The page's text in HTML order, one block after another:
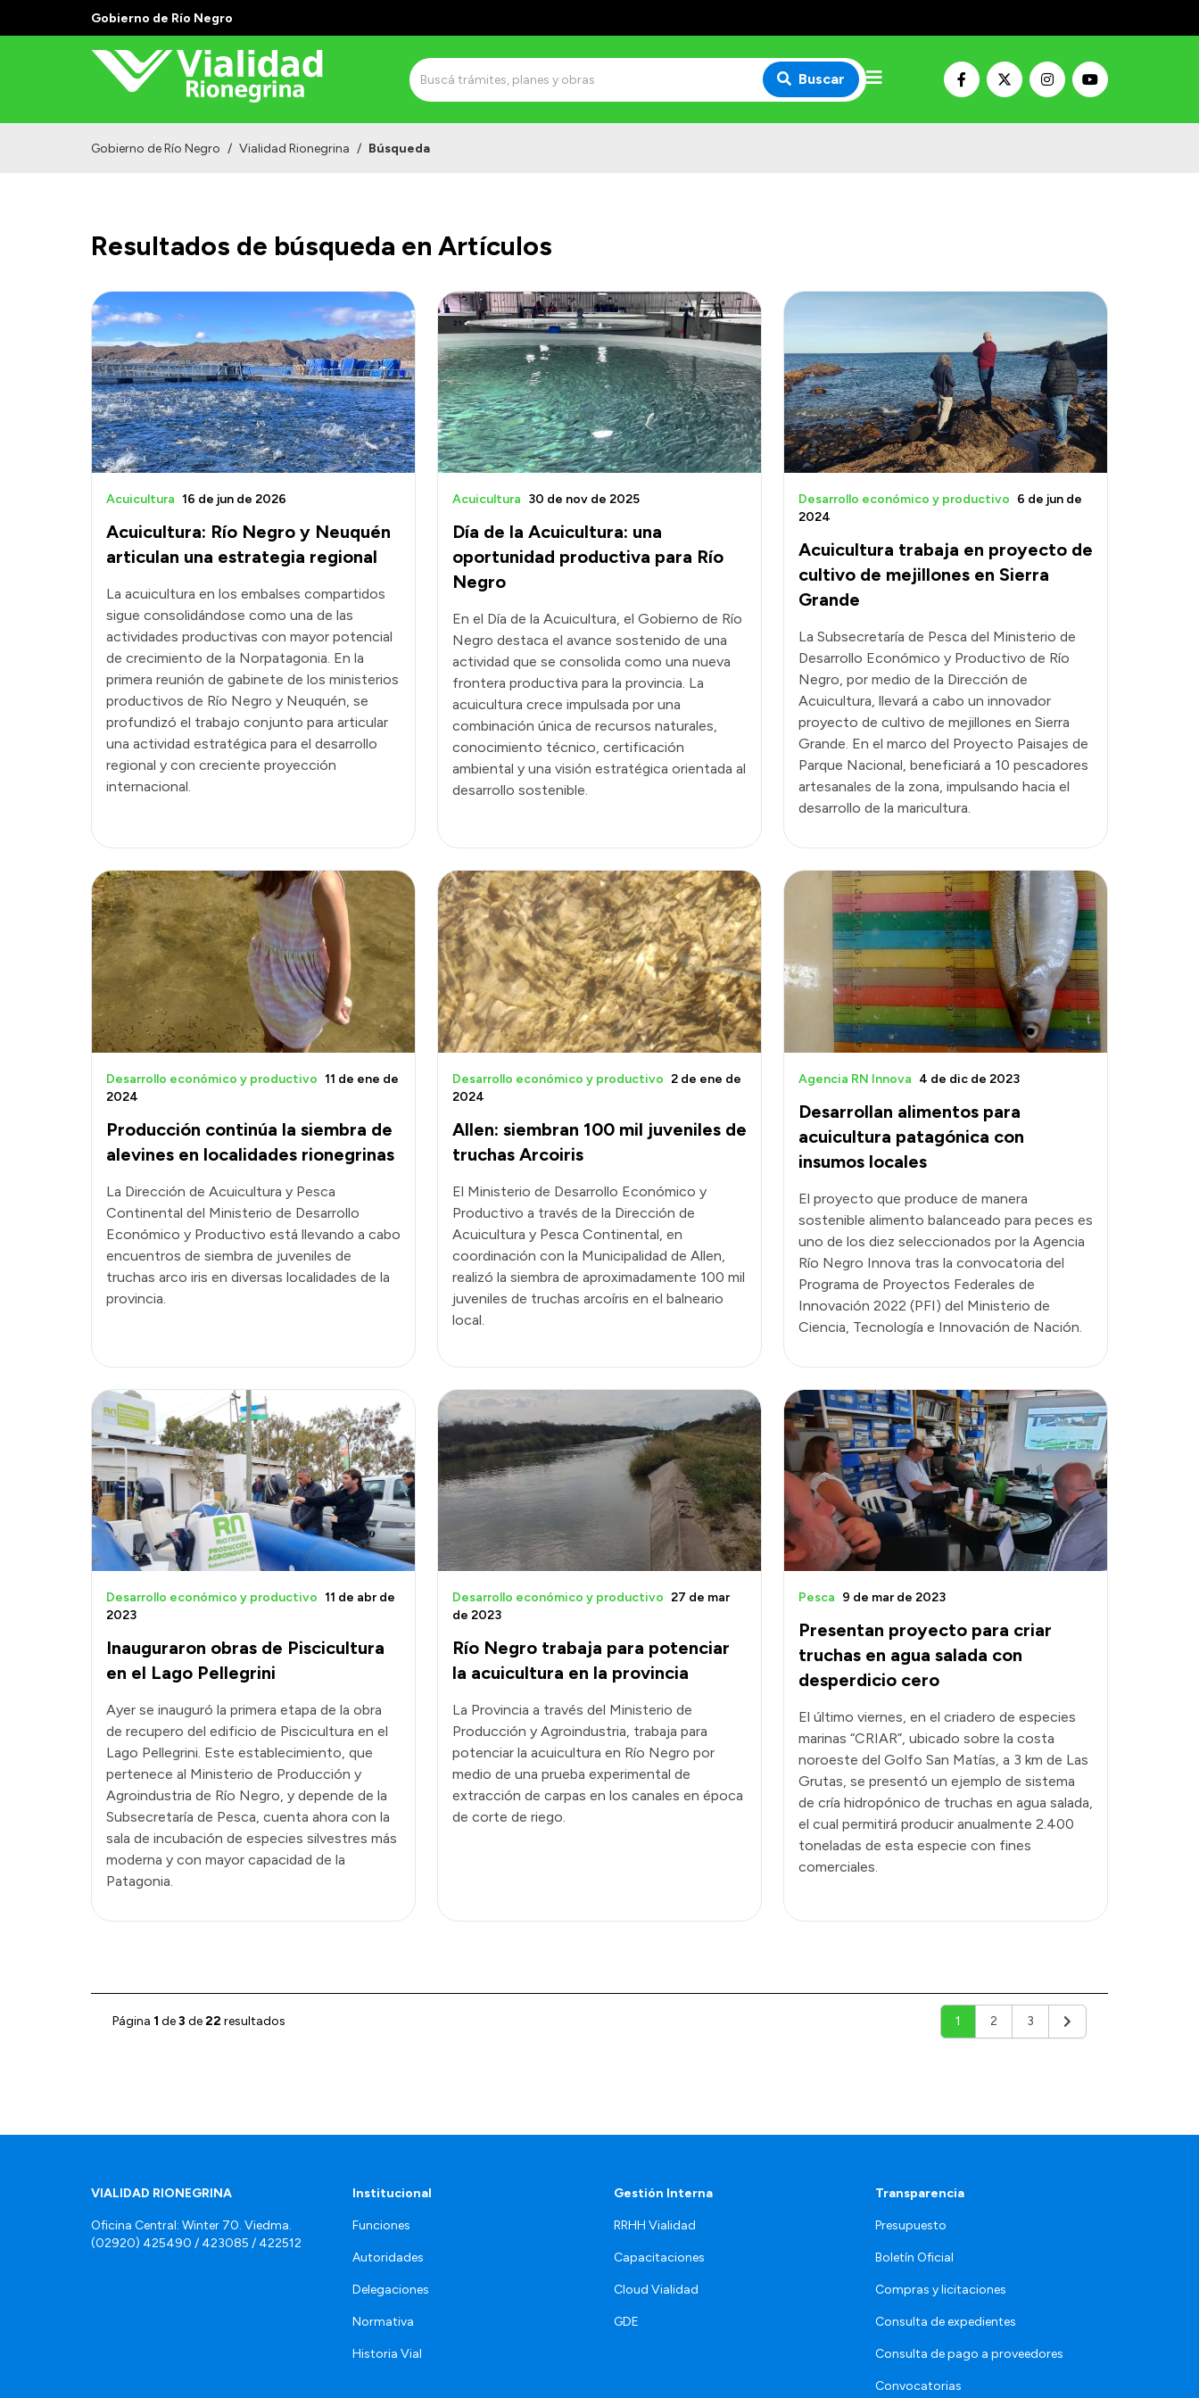
Gobierno de Río Negro
Buscar
Gobierno de Río Negro / Vialidad Rionegrina / Búsqueda
Resultados de búsqueda en Artículos
Acuicultura: Río Negro y Neuquén
articulan una estrategia regional
Acuicultura 16 de jun de 2026
La acuicultura en los embalses compartidos
sigue consolidándose como una de las
actividades productivas con mayor potencial
de crecimiento de la Norpatagonia. En la
primera reunión de gabinete de los ministerios
productivos de Río Negro y Neuquén, se
profundizó el trabajo conjunto para articular
una actividad estratégica para el desarrollo
regional y con creciente proyección
internacional.
Día de la Acuicultura: una
oportunidad productiva para Río
Negro
Acuicultura 30 de nov de 2025
En el Día de la Acuicultura, el Gobierno de Río
Negro destaca el avance sostenido de una
actividad que se consolida como una nueva
frontera productiva para la provincia. La
acuicultura crece impulsada por una
combinación única de recursos naturales,
conocimiento técnico, certificación
ambiental y una visión estratégica orientada al
desarrollo sostenible.
Acuicultura trabaja en proyecto de
cultivo de mejillones en Sierra
Grande
Desarrollo económico y productivo 6 de jun de
2024
La Subsecretaría de Pesca del Ministerio de
Desarrollo Económico y Productivo de Río
Negro, por medio de la Dirección de
Acuicultura, llevará a cabo un innovador
proyecto de cultivo de mejillones en Sierra
Grande. En el marco del Proyecto Paisajes de
Parque Nacional, beneficiará a 10 pescadores
artesanales de la zona, impulsando hacia el
desarrollo de la maricultura.
Producción continúa la siembra de
alevines en localidades rionegrinas
Desarrollo económico y productivo 11 de ene de
2024
La Dirección de Acuicultura y Pesca
Continental del Ministerio de Desarrollo
Económico y Productivo está llevando a cabo
encuentros de siembra de juveniles de
truchas arco iris en diversas localidades de la
provincia.
Allen: siembran 100 mil juveniles de
truchas Arcoiris
Desarrollo económico y productivo 2 de ene de
2024
El Ministerio de Desarrollo Económico y
Productivo a través de la Dirección de
Acuicultura y Pesca Continental, en
coordinación con la Municipalidad de Allen,
realizó la siembra de aproximadamente 100 mil
juveniles de truchas arcoíris en el balneario
local.
Desarrollan alimentos para
acuicultura patagónica con
insumos locales
Agencia RN Innova 4 de dic de 2023
El proyecto que produce de manera
sostenible alimento balanceado para peces es
uno de los diez seleccionados por la Agencia
Río Negro Innova tras la convocatoria del
Programa de Proyectos Federales de
Innovación 2022 (PFI) del Ministerio de
Ciencia, Tecnología e Innovación de Nación.
Inauguraron obras de Piscicultura
en el Lago Pellegrini
Desarrollo económico y productivo 11 de abr de
2023
Ayer se inauguró la primera etapa de la obra
de recupero del edificio de Piscicultura en el
Lago Pellegrini. Este establecimiento, que
pertenece al Ministerio de Producción y
Agroindustria de Río Negro, y depende de la
Subsecretaría de Pesca, cuenta ahora con la
sala de incubación de especies silvestres más
moderna y con mayor capacidad de la
Patagonia.
Río Negro trabaja para potenciar
la acuicultura en la provincia
Desarrollo económico y productivo 27 de mar
de 2023
La Provincia a través del Ministerio de
Producción y Agroindustria, trabaja para
potenciar la acuicultura en Río Negro por
medio de una prueba experimental de
extracción de carpas en los canales en época
de corte de riego.
Presentan proyecto para criar
truchas en agua salada con
desperdicio cero
Pesca 9 de mar de 2023
El último viernes, en el criadero de especies
marinas “CRIAR”, ubicado sobre la costa
noroeste del Golfo San Matías, a 3 km de Las
Grutas, se presentó un ejemplo de sistema
de cría hidropónico de truchas en agua salada,
el cual permitirá producir anualmente 2.400
toneladas de esta especie con fines
comerciales.
Página 1 de3 de22 resultados 1 2 3 Siguiente
VIALIDAD RIONEGRINA
Oficina Central: Winter 70. Viedma.
(02920) 425490 / 423085 / 422512
Institucional
Funciones
Autoridades
Delegaciones
Normativa
Historia Vial
Gestión Interna
RRHH Vialidad
Capacitaciones
Cloud Vialidad
GDE
Transparencia
Presupuesto
Boletín Oficial
Compras y licitaciones
Consulta de expedientes
Consulta de pago a proveedores
Convocatorias